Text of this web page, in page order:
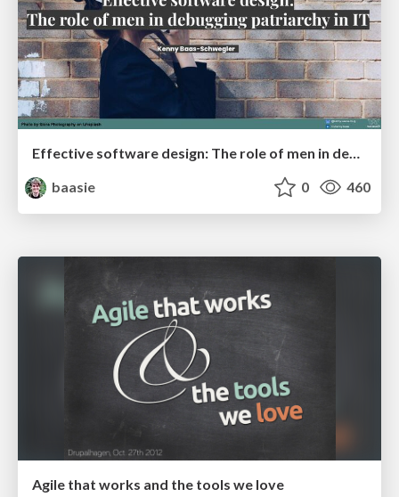
baasie
0 460
Agile that works and the tools we love